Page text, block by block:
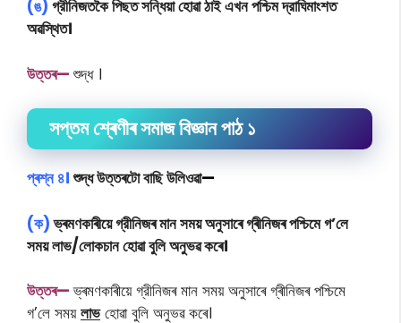
(ঙ) গ্রীনিজতকৈ পিছত সন্ধিয়া হোৱা ঠাই এখন পশ্চিম দ্রাঘিমাংশত
অৱস্থিত।
উত্তৰ— শুদ্ধ ।
সপ্তম শ্ৰেণীৰ সমাজ বিজ্ঞান পাঠ ১
প্ৰশ্ন ৪।শুদ্ধ উত্তৰটো বাছি উলিওৱা—
(ক)ভ্ৰমণকাৰীয়ে গ্রীনিজৰ মান সময় অনুসাৰে গ্ৰীনিজৰ পশ্চিমে গ’লে
সময় লাভ/লোকচান হোৱা বুলি অনুভৱ কৰে।
উত্তৰ—ভ্ৰমণকাৰীয়ে গ্রীনিজৰ মান সময় অনুসাৰে গ্ৰীনিজৰ পশ্চিমে
গ’লে সময়লাভহোৱা বুলি অনুভৱ কৰে।